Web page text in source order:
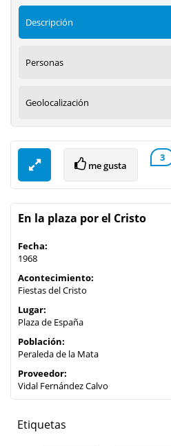
Descripción
Personas
Geolocalización
me gusta
3
En la plaza por el Cristo
Fecha:
1968
Acontecimiento:
Fiestas del Cristo
Lugar:
Plaza de España
Población:
Peraleda de la Mata
Proveedor:
Vidal Fernández Calvo
Etiquetas